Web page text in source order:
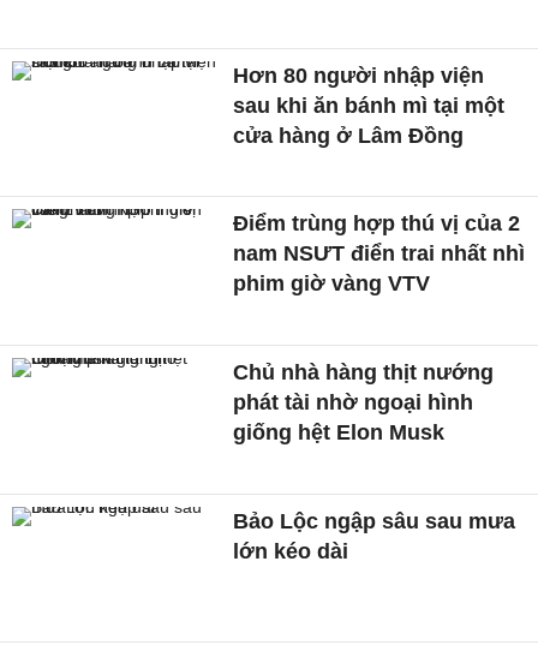
Hơn 80 người nhập viện
sau khi ăn bánh mì tại một
cửa hàng ở Lâm Đồng
Điểm trùng hợp thú vị của 2
nam NSƯT điển trai nhất nhì
phim giờ vàng VTV
Chủ nhà hàng thịt nướng
phát tài nhờ ngoại hình
giống hệt Elon Musk
Bảo Lộc ngập sâu sau mưa
lớn kéo dài